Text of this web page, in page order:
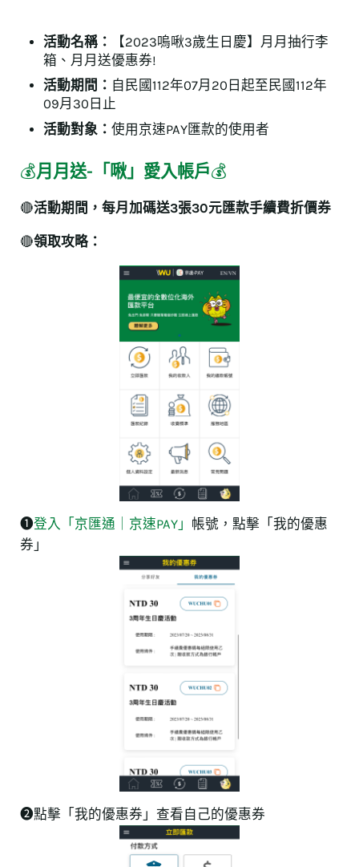
活動名稱：
【2023嗚啾3歲生日慶】月月抽行李
箱、月月送優惠券!
活動期間： 自民國112年07月20日起至民國112年
09月30日止
活動對象：使用京速PAY匯款的使用者
💰月月送-「啾」愛入帳戶💰
🔴活動期間，每月加碼送3張30元匯款手續費折價券
🔴領取攻略：
❶登入「京匯通｜京速PAY」 帳號，點擊「我的優惠
券」
➋點擊「我的優惠券」查看自己的優惠券